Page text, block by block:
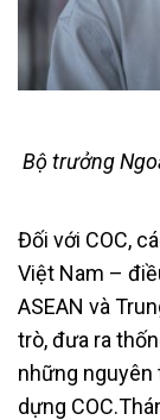
Bộ trưởng
Đối với COC,
Việt Nam –
ASEAN và
trò, đưa ra
những nguyên
dựng